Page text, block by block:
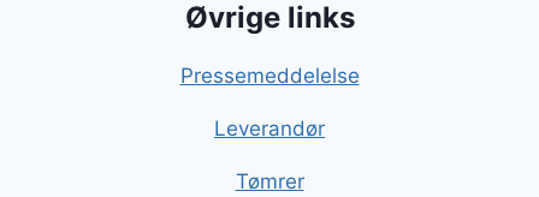
Øvrige links
Pressemeddelelse
Leverandør
Tømrer